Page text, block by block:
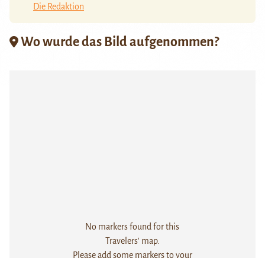
Die Redaktion
Wo wurde das Bild aufgenommen?
No markers found for this
Travelers' map.
Please add some markers to your